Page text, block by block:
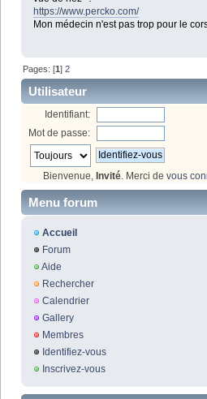
https://www.percko.com/
Mon médecin n'est pas trop pour le
Pages: [1]2
Utilisateur
Identifiant:
Mot de passe:
Bienvenue, Invité. Merci de vous
Menu forum
Accueil
Forum
Aide
Rechercher
Calendrier
Gallery
Membres
Identifiez-vous
Inscrivez-vous